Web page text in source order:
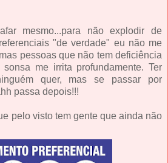
mesmo...para não explodir de
"de verdade" eu não me
pessoas que não tem deficiência
me irrita profundamente. Ter
quer, mas se passar por
passa depois!!!
pelo visto tem gente que ainda não